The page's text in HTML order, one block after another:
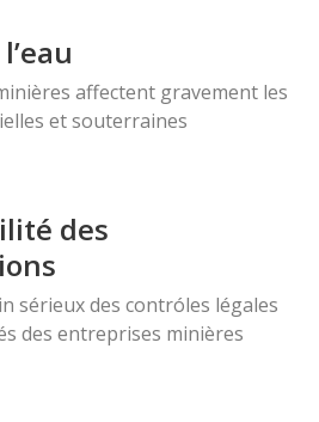
affectent gravement les
et souterraines
des
sérieux des contróles légales
des entreprises minières